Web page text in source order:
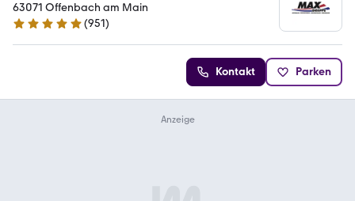
63071 Offenbach am Main
4.8 Sterne
(951)
Kontakt Parken